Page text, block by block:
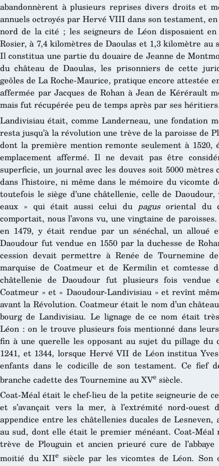
abandonnèrent à plusieurs reprises divers droits et
annuels octroyés par Hervé VIII dans son testament,
nord de la cité ; les seigneurs de Léon disposaient
Rosier, à 7,4 kilomètres de Daoulas et 1,3 kilomètre au
Il constitua une partie du douaire de Jeanne de
du château de Daoulas, les prisonniers de cette
geôles de La Roche-Maurice, pratique encore attestée
affermée par Jacques de Rohan à Jean de Kérérault
mais fut récupérée peu de temps après par ses
Landivisiau était, comme Landerneau, une fondation
resta jusqu’à la révolution une trève de la paroisse de
dont la première mention remonte seulement à
emplacement affermé. Il ne devait pas être
superficie, un journal avec les douves soit 5000
dans l’histoire, ni même dans le mémoire du vicomte
toutefois le siège d’une châtellenie, celle de
eaux » qui était aussi celui du pagusoriental du
comportait, nous l’avons vu, une vingtaine de
en 1479, y était rendue par un sénéchal, un alloué
Daoudour fut vendue en 1550 par la duchesse de
cession devait permettre à Renée de Tournemine
marquise de Coatmeur et de Kermilin et comtesse
châtellenie de Daoudour fut plusieurs fois vendue
Coatmeur » et « Daoudour-Landivisiau » et revînt
avant la Révolution. Coatmeur était le nom d’un
bourg de Landivisiau. Le lignage de ce nom était
Léon : on le trouve plusieurs fois mentionné dans
fin à une querelle les opposant au sujet du pillage du
1241, et 1344, lorsque Hervé VII de Léon institua
enfants dans le codicille de son testament. Ce fief
branche cadette des Tournemine au XVe siècle.
Coat-Méal était le chef-lieu de la petite seigneurie de
et s’avançait vers la mer, à l’extrémité nord-
appendice entre les châtellenies ducales de
au sud, dont elle était le premier ménéant. Coat-Méal
trève de Plouguin et ancien prieuré cure de
moitié du XIIe siècle par les vicomtes de Léon.